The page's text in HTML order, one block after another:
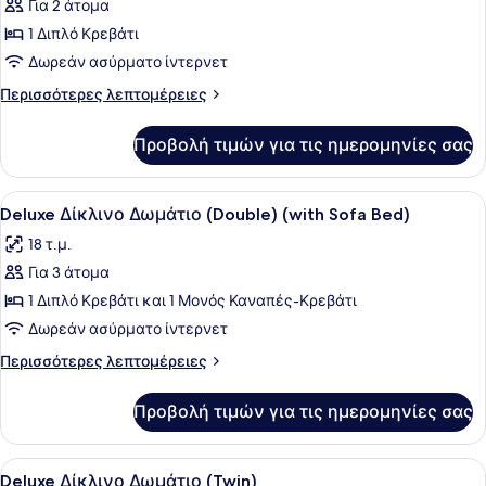
φωτογραφιών
για
Deluxe
Δίκλινο
Δωμάτιο
Για 2 άτομα
1 Διπλό Κρεβάτι
Δωρεάν ασύρματο ίντερνετ
Περισσότερες λεπτομέρειες
Περισσότερες
Δίκλινο
Δωμάτιο
(Double)
Προβολή τιμών για τις ημερομηνίες σας
Προβολή
όλων
των
φωτογραφιών
για
Deluxe
Δίκλινο
Δωμάτιο
(with
Sofa
Bed)
Ένα δωμάτιο ξενοδοχείου με ένα
5
Deluxe Δίκλινο Δωμάτιο (Double) (with Sofa Bed)
18 τ.μ.
Για 3 άτομα
1 Διπλό Κρεβάτι και 1 Μονός Καναπές-Κρεβάτι
Δωρεάν ασύρματο ίντερνετ
Περισσότερες λεπτομέρειες
Περισσότερες
Δίκλινο
Δωμάτιο
(Double)
Προβολή τιμών για τις ημερομηνίες σας
Προβολή
Ένα δωμάτιο ξενοδοχείου με ένα
6
Deluxe Δίκλινο Δωμάτιο (Twin)